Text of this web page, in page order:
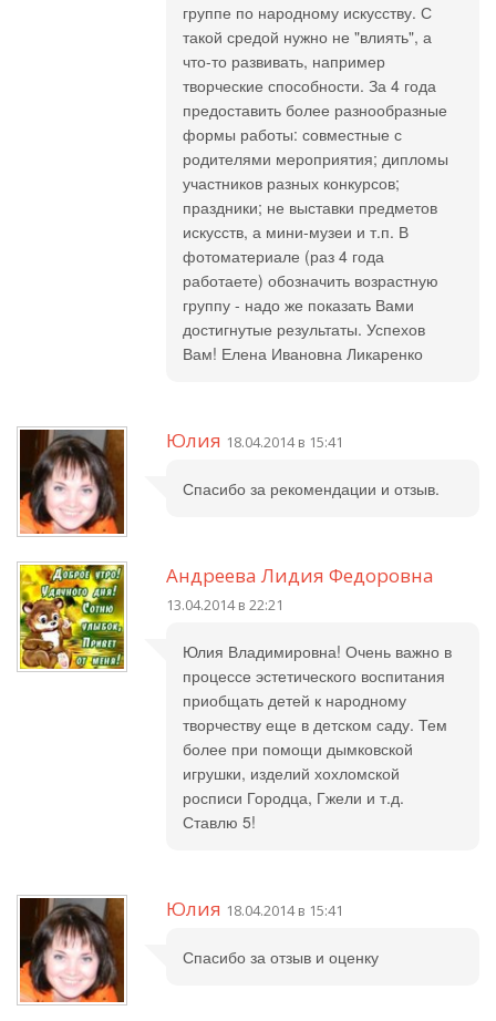
группе по народному искусству. С
такой средой нужно не "влиять", а
что-то развивать, например
творческие способности. За 4 года
предоставить более разнообразные
формы работы: совместные с
родителями мероприятия; дипломы
участников разных конкурсов;
праздники; не выставки предметов
искусств, а мини-музеи и т.п. В
фотоматериале (раз 4 года
работаете) обозначить возрастную
группу - надо же показать Вами
достигнутые результаты. Успехов
Вам! Елена Ивановна Ликаренко
Юлия 18.04.2014 в 15:41
Спасибо за рекомендации и отзыв.
Андреева Лидия Федоровна
13.04.2014 в 22:21
Юлия Владимировна! Очень важно в
процессе эстетического воспитания
приобщать детей к народному
творчеству еще в детском саду. Тем
более при помощи дымковской
игрушки, изделий хохломской
росписи Городца, Гжели и т.д.
Ставлю 5!
Юлия 18.04.2014 в 15:41
Спасибо за отзыв и оценку